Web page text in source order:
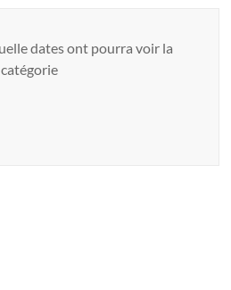
dates ont pourra voir la